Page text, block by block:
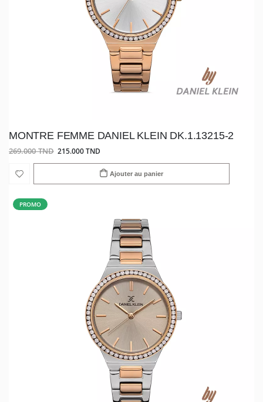
MONTRE FEMME DANIEL KLEIN DK.1.13215-2
269.000 TND 215.000 TND
Ajouter au panier
PROMO